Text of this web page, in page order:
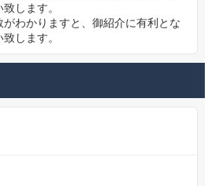
します。
わかりますと、御紹介に有利とな
します。